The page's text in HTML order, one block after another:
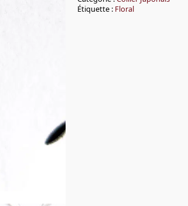
Sakura
Étiquette : Floral